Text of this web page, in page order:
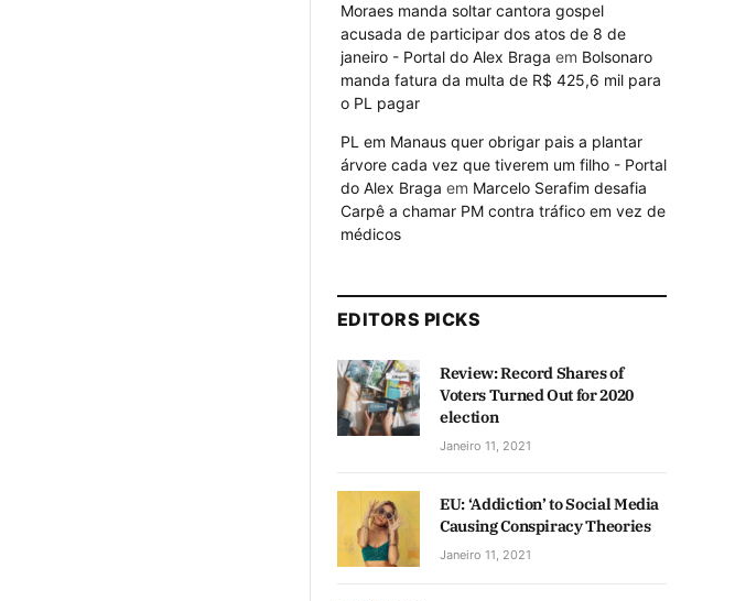
Moraes manda soltar cantora gospel
acusada de participar dos atos de 8 de
janeiro - Portal do Alex Braga em Bolsonaro
manda fatura da multa de R$ 425,6 mil para
o PL pagar
PL em Manaus quer obrigar pais a plantar
árvore cada vez que tiverem um filho - Portal
do Alex Braga em Marcelo Serafim desafia
Carpê a chamar PM contra tráfico em vez de
médicos
EDITORS PICKS
Review: Record Shares of
Voters Turned Out for 2020
election
Janeiro 11, 2021
EU: ‘Addiction’ to Social Media
Causing Conspiracy Theories
Janeiro 11, 2021